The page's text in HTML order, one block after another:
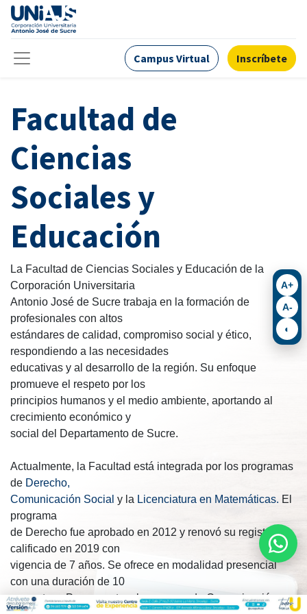
Campus Virtual Inscríbete
Facultad de
Ciencias
Sociales y
Educación
La Facultad de Ciencias Sociales y Educación de la
Corporación Universitaria
Antonio José de Sucre trabaja en la formación de
profesionales con altos
estándares de calidad, compromiso social y ético,
respondiendo a las necesidades
educativas y al desarrollo de la región. Su enfoque
promueve el respeto por los
principios humanos y el medio ambiente, aportando al
crecimiento económico y
social del Departamento de Sucre.
Actualmente, la Facultad está integrada por los programas
de Derecho,
Comunicación Social y la Licenciatura en Matemáticas. El
programa
de Derecho fue aprobado en 2012 y renovó su registro
calificado en 2019 con
vigencia de 7 años. Se ofrece en modalidad presencial
con una duración de 10
semestres. Por su parte, el programa de Comunicación
A+
A-
◐